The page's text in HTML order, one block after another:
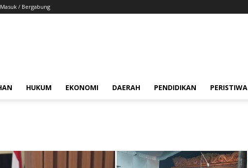
Masuk / Bergabung
HUKUM EKONOMI DAERAH PENDIDIKAN PERISTIWA